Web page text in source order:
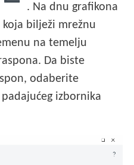
. Na dnu grafikona
koja bilježi mrežnu
na temelju
Da biste
odaberite
izbornika